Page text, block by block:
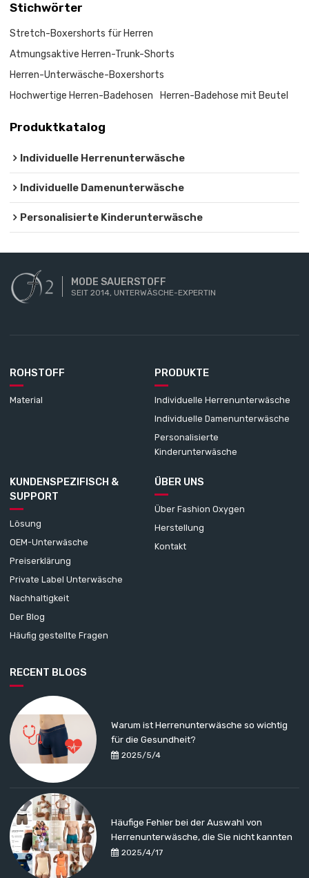
Stichwörter
Stretch-Boxershorts für Herren
Atmungsaktive Herren-Trunk-Shorts
Herren-Unterwäsche-Boxershorts
Hochwertige Herren-Badehosen
Herren-Badehose mit Beutel
Produktkatalog
Individuelle Herrenunterwäsche
Individuelle Damenunterwäsche
Personalisierte Kinderunterwäsche
MODE SAUERSTOFF
SEIT 2014, UNTERWÄSCHE-EXPERTIN
ROHSTOFF
Material
PRODUKTE
Individuelle Herrenunterwäsche
Individuelle Damenunterwäsche
Personalisierte
Kinderunterwäsche
KUNDENSPEZIFISCH &
SUPPORT
Lösung
OEM-Unterwäsche
Preiserklärung
Private Label Unterwäsche
Nachhaltigkeit
Der Blog
Häufig gestellte Fragen
ÜBER UNS
Über Fashion Oxygen
Herstellung
Kontakt
RECENT BLOGS
2025/5/4
Warum ist Herrenunterwäsche so wichtig
für die Gesundheit?
2025/4/17
Häufige Fehler bei der Auswahl von
Herrenunterwäsche, die Sie nicht kannten